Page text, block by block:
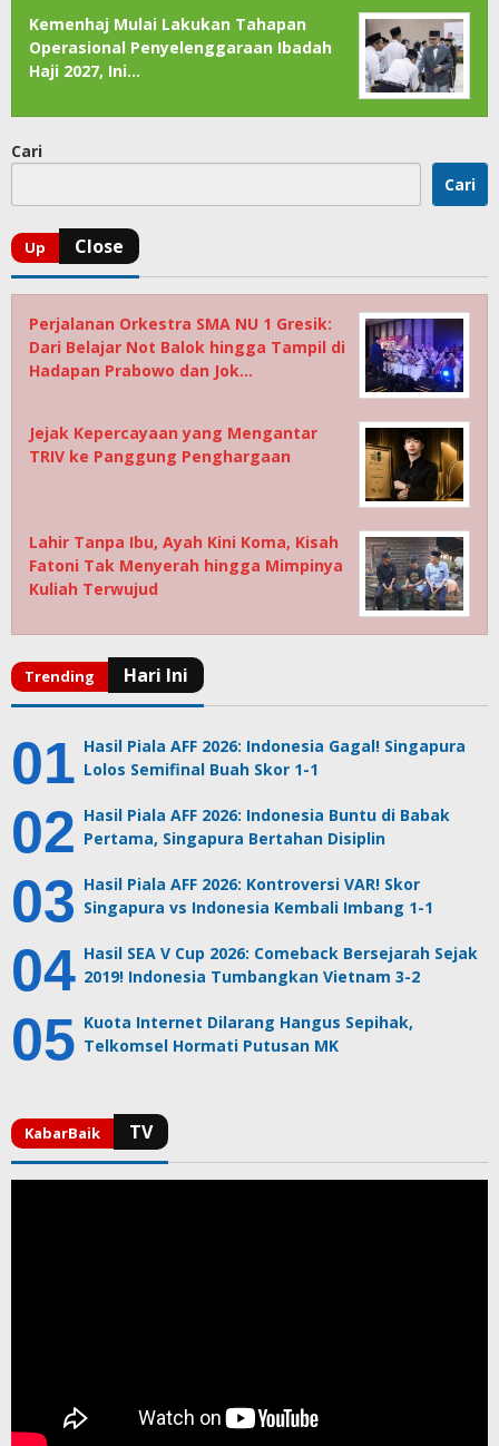
Kemenhaj Mulai Lakukan Tahapan
Operasional Penyelenggaraan Ibadah
Haji 2027, Ini…
Cari
Cari
Perjalanan Orkestra SMA NU 1 Gresik:
Dari Belajar Not Balok hingga Tampil di
Hadapan Prabowo dan Jok…
Jejak Kepercayaan yang Mengantar
TRIV ke Panggung Penghargaan
Lahir Tanpa Ibu, Ayah Kini Koma, Kisah
Fatoni Tak Menyerah hingga Mimpinya
Kuliah Terwujud
Hasil Piala AFF 2026: Indonesia Gagal! Singapura
Lolos Semifinal Buah Skor 1-1
Hasil Piala AFF 2026: Indonesia Buntu di Babak
Pertama, Singapura Bertahan Disiplin
Hasil Piala AFF 2026: Kontroversi VAR! Skor
Singapura vs Indonesia Kembali Imbang 1-1
Hasil SEA V Cup 2026: Comeback Bersejarah Sejak
2019! Indonesia Tumbangkan Vietnam 3-2
Kuota Internet Dilarang Hangus Sepihak,
Telkomsel Hormati Putusan MK